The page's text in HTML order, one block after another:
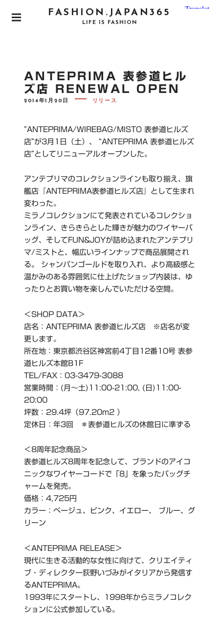
P
FASHION.JAPAN365
LIFE IS FASHION
ANTEPRIMA 表参道ヒル
ズ店 RENEWAL OPEN
P
E
D
O
N
2014年1月20日 リリース
”ANTEPRIMA/WIREBAG/MISTO 表参道ヒルズ
店”が3月1日（土）、 “ANTEPRIMA 表参道ヒルズ
店”としてリニューアルオープンした。
アンテプリマのコレクションラインも取り揃え、旗
艦店『ANTEPRIMA表参道ヒルズ店』として生まれ
変わった。
ミラノコレクションにて発表されているコレクショ
ンライン、きらきらとした輝きが魅力のワイヤーバ
ッグ、そしてFUN&JOYが詰め込まれたアンテプリ
マ/ミストと、幅広いラインナップで商品展開され
る。 シャンパンゴールドを取り入れ、より高級感と
温かみのある雰囲気に仕上げたショップ内装は、ゆ
ったりとお買い物を楽しんでいただける空間。
＜SHOP DATA＞
店名：ANTEPRIMA 表参道ヒルズ店 ※店名が変
更します。
所在地：東京都渋谷区神宮前4丁目12番10号 表参
道ヒルズ本館B1F
TEL/FAX：03-3479-3088
営業時間：(月～土)11:00-21:00, (日)11:00-
20:00
坪数：29.4坪（97.20m2 ）
定休日：年3回 ＊表参道ヒルズの休館日に準ずる
＜8周年記念商品＞
表参道ヒルズ8周年を記念して、ブランドのアイコ
ニックなワイヤーコードで「8」を象ったバッグチ
ャームを発売。
価格：4,725円
カラー：ベージュ、ピンク、イエロー、 ブルー、グ
リーン
＜ANTEPRIMA RELEASE＞
現代に生きる活動的な女性に向けて、クリエイティ
ブ・ディレクター荻野いづみがイタリアから発信す
るANTEPRIMA。
1993年にスタートし、1998年からミラノコレク
ションに公式参加している。